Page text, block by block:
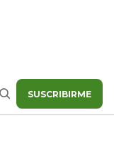
Buscar SUSCRIBIRME